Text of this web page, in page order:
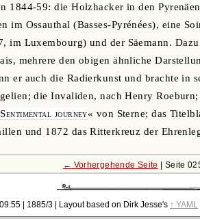
1844-59: die Holzhacker in den
im Ossauthal (Basses-Pyrénées), eine
im Luxembourg) und der Säemann.
mehrere den obigen ähnliche
er auch die Radierkunst und brachte in
die Invaliden, nach Henry
Sentimental journey« von Sterne; das
und 1872 das Ritterkreuz der
← Vorhergehende Seite | Seite
| 1885/3 | Layout based on Dirk Jesse's ↑ YAML|